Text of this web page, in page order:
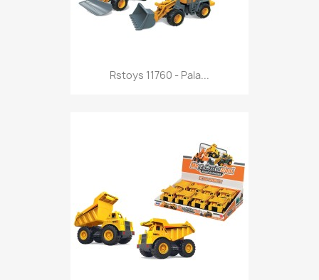
Anteprima
Rstoys 11760 - Pala...